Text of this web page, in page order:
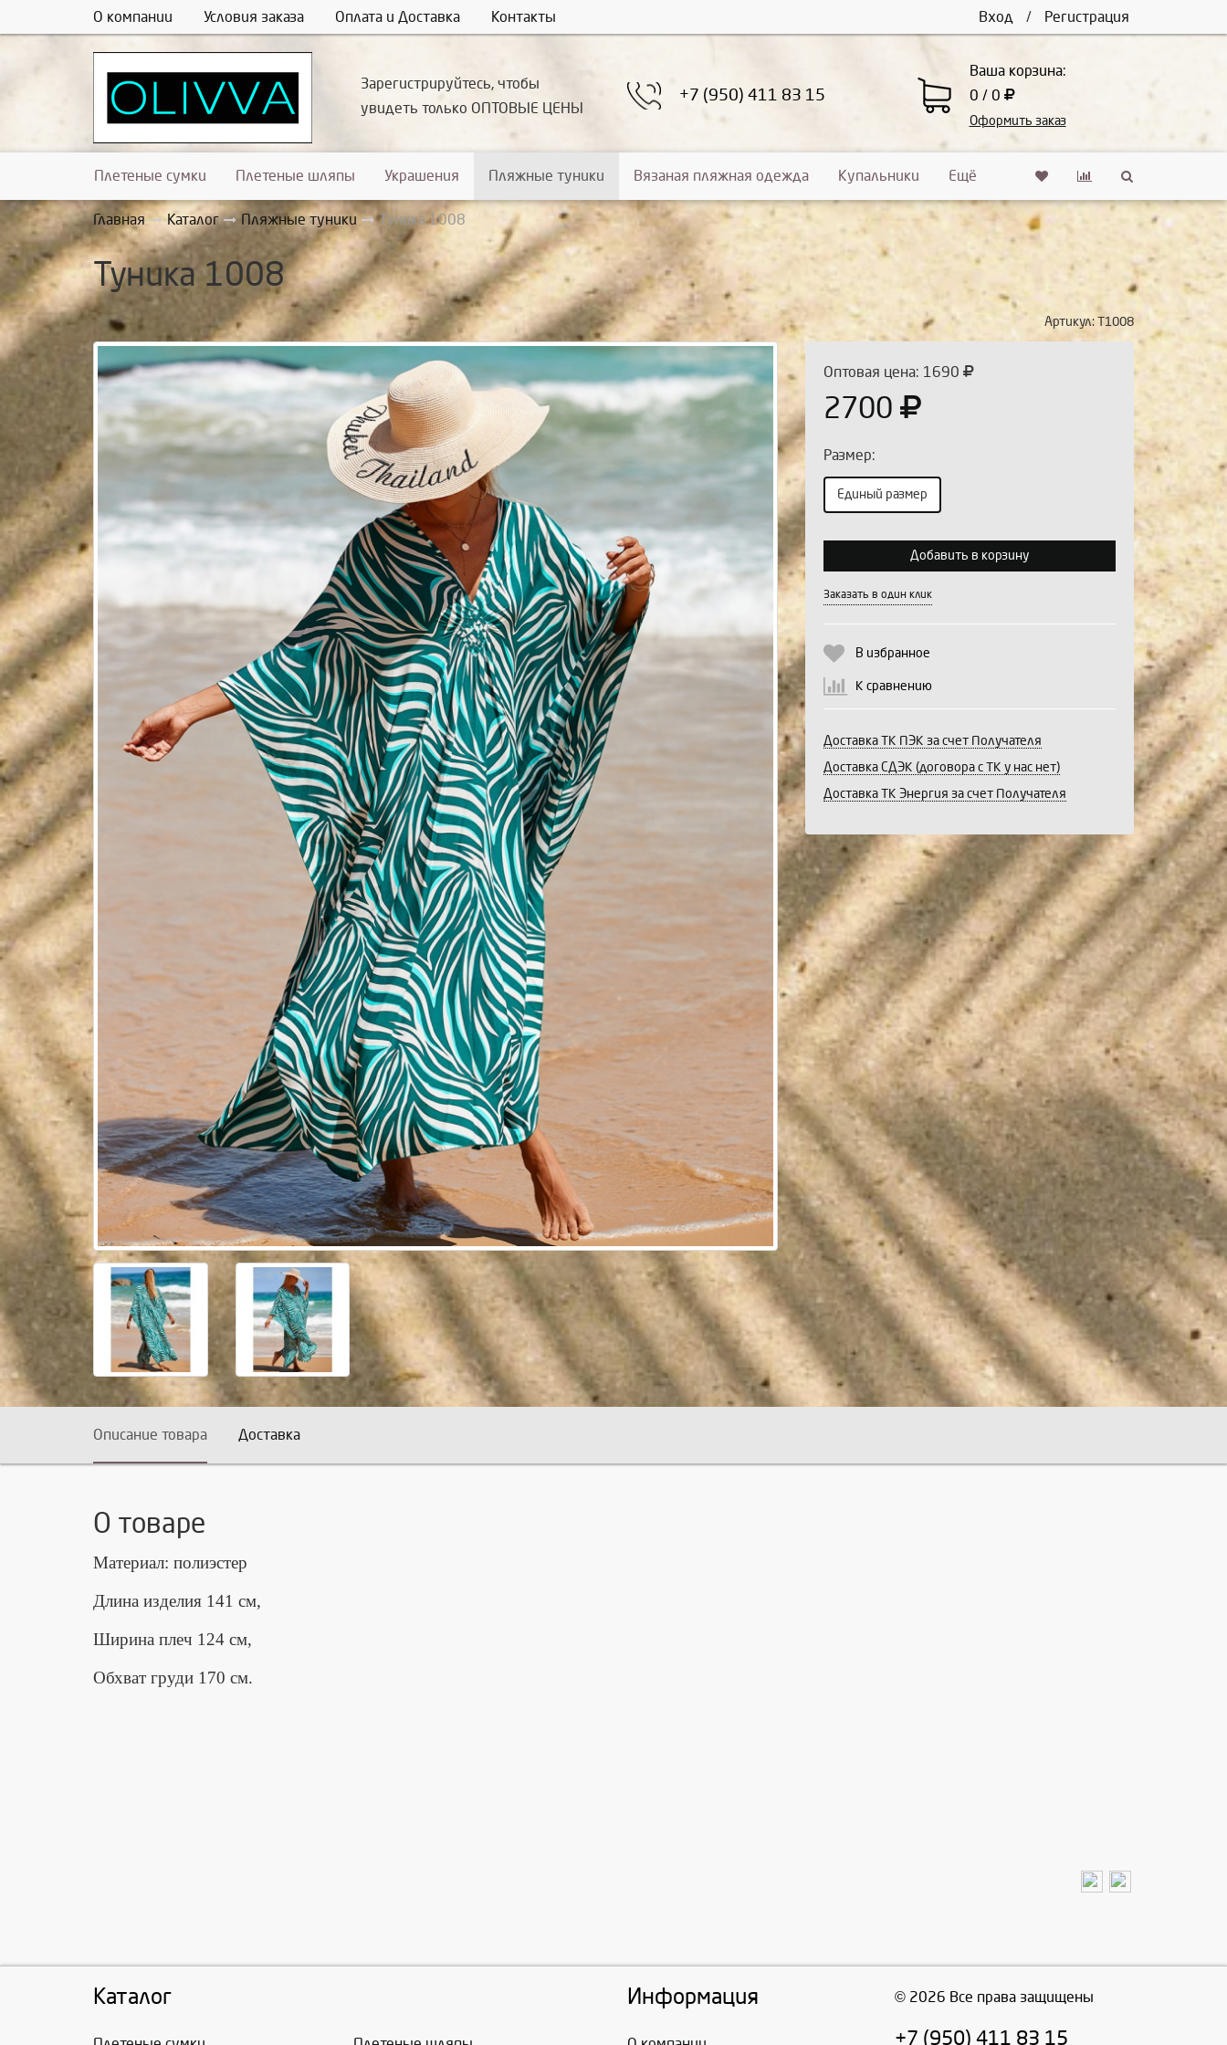
О компании Условия заказа Оплата и Доставка Контакты Вход / Регистрация
Зарегистрируйтесь, чтобы
увидеть только ОПТОВЫЕ ЦЕНЫ
+7 (950) 411 83 15
Ваша корзина:
0 / 0
Оформить заказ
Плетеные сумки Плетеные шляпы Украшения Пляжные туники Вязаная пляжная одежда Купальники Ещё
Главная Каталог Пляжные туники Туника 1008
Туника 1008
Артикул: Т1008
Оптовая цена: 1690
2700
Размер:
Единый размер
Выберите количество:
Продолжить Отмена
Добавить в корзину
Заказать в один клик
В избранное
К сравнению
Доставка ТК ПЭК за счет Получателя
Доставка СДЭК (договора с ТК у нас нет)
Доставка ТК Энергия за счет Получателя
Описание товара Доставка
О товаре
Материал: полиэстер
Длина изделия 141 см,
Ширина плеч 124 см,
Обхват груди 170 см.
Каталог Информация © 2026 Все права защищены
+7 (950) 411 83 15